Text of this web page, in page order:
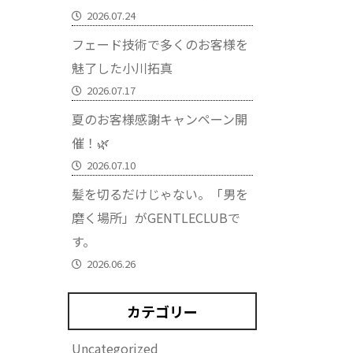
2026.07.24
フェード技術で多くのお客様を
魅了した小川拓真
2026.07.17
夏のお客様感謝キャンペーン開
催！🌿
2026.07.10
髪を切るだけじゃない。「男を
磨く場所」がGENTLECLUBで
す。
2026.06.26
カテゴリー
Uncategorized